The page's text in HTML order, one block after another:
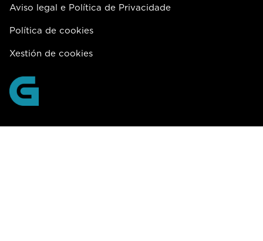
Aviso legal e Política de Privacidade
Política de cookies
Xestión de cookies